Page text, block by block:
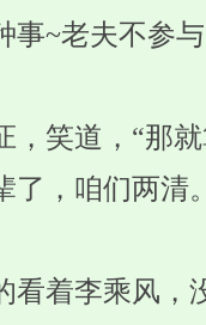
事~老夫不参
笑道，“那
了，咱们两清
着李乘风，